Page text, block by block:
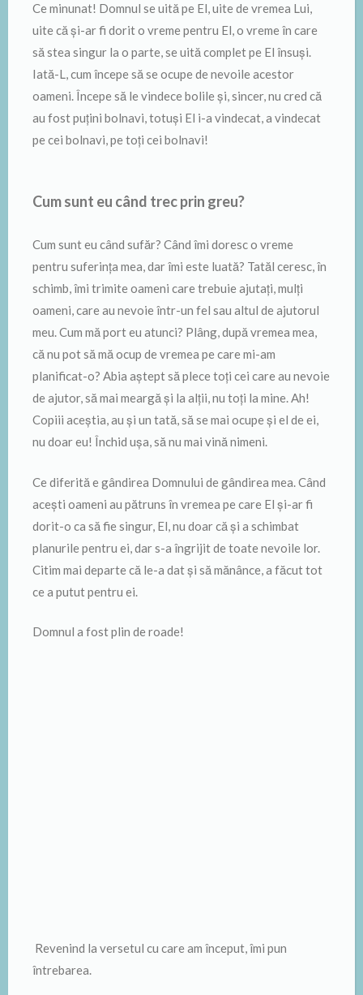
Ce minunat! Domnul se uită pe El, uite de vremea Lui,
uite că și-ar fi dorit o vreme pentru El, o vreme în care
să stea singur la o parte, se uită complet pe El însuși.
Iată-L, cum începe să se ocupe de nevoile acestor
oameni. Începe să le vindece bolile și, sincer, nu cred că
au fost puțini bolnavi, totuși El i-a vindecat, a vindecat
pe cei bolnavi, pe toți cei bolnavi!
Cum sunt eu când trec prin greu?
Cum sunt eu când sufăr? Când îmi doresc o vreme
pentru suferința mea, dar îmi este luată? Tatăl ceresc, în
schimb, îmi trimite oameni care trebuie ajutați, mulți
oameni, care au nevoie într-un fel sau altul de ajutorul
meu. Cum mă port eu atunci? Plâng, după vremea mea,
că nu pot să mă ocup de vremea pe care mi-am
planificat-o? Abia aștept să plece toți cei care au nevoie
de ajutor, să mai meargă și la alții, nu toți la mine. Ah!
Copiii aceștia, au și un tată, să se mai ocupe și el de ei,
nu doar eu! Închid ușa, să nu mai vină nimeni.
Ce diferită e gândirea Domnului de gândirea mea. Când
acești oameni au pătruns în vremea pe care El și-ar fi
dorit-o ca să fie singur, El, nu doar că și a schimbat
planurile pentru ei, dar s-a îngrijit de toate nevoile lor.
Citim mai departe că le-a dat și să mănânce, a făcut tot
ce a putut pentru ei.
Domnul a fost plin de roade!
Revenind la versetul cu care am început, îmi pun
întrebarea.